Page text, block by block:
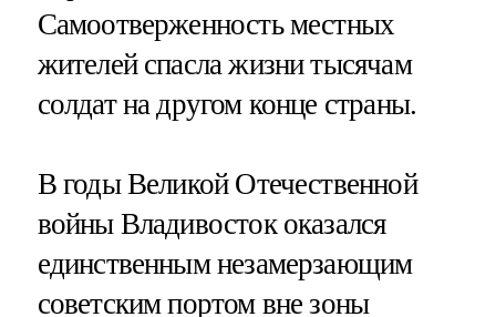
Самоотверженность местных
жителей спасла жизни тысячам
солдат на другом конце страны.
В годы Великой Отечественной
войны Владивосток оказался
единственным незамерзающим
советским портом вне зоны